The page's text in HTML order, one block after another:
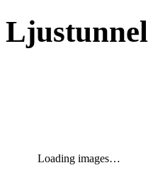
Ljustunnel
Loading images…